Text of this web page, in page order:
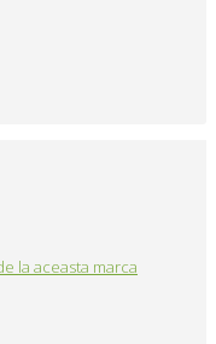
la aceasta marca